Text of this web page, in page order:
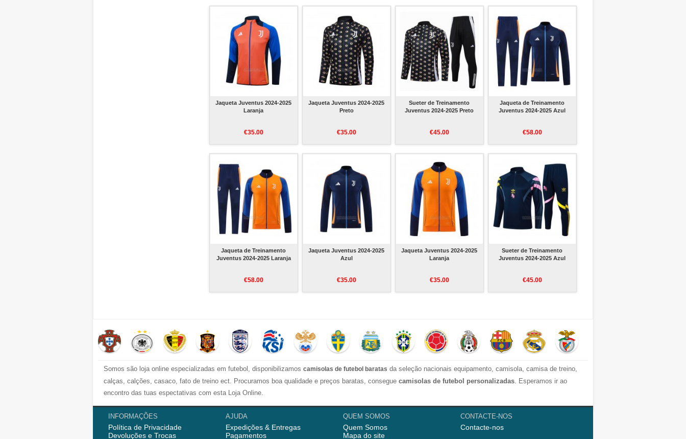
Jaqueta Juventus 2024-2025
Laranja
€35.00
Jaqueta Juventus 2024-2025
Preto
€35.00
Sueter de Treinamento
Juventus 2024-2025 Preto
€45.00
Jaqueta de Treinamento
Juventus 2024-2025 Azul
€58.00
Jaqueta de Treinamento
Juventus 2024-2025 Laranja
€58.00
Jaqueta Juventus 2024-2025
Azul
€35.00
Jaqueta Juventus 2024-2025
Laranja
€35.00
Sueter de Treinamento
Juventus 2024-2025 Azul
€45.00
Somos são loja online especializadas em futebol, disponibilizamos camisolas de futebol baratas da seleção nacionais equipamento, camisola, camisa de treino,
calças, calções, casaco, fato de treino ect. Procuramos boa qualidade e preços baratas, consegue camisolas de futebol personalizadas. Esperamos ir ao
encontro das tuas espectativas com esta Loja Online.
Nós semrpe fornecemod camisola de futebol com alta qualidade para os fãs, então temos camisolas mulher, camisolas criança e camisolas homen. Altualmente,
començou vendedocamisolas de futeboldos clubes, como Benfica, Porto da Liga Portuguesa, Real Madrid, Barcelona da La Liga, e Juventus, Manchester City,
INFORMAÇÕES
Política de Privacidade
Devoluções e Trocas
AJUDA
Expedições & Entregas
Pagamentos
QUEM SOMOS
Quem Somos
Mapa do site
CONTACTE-NOS
Contacte-nos